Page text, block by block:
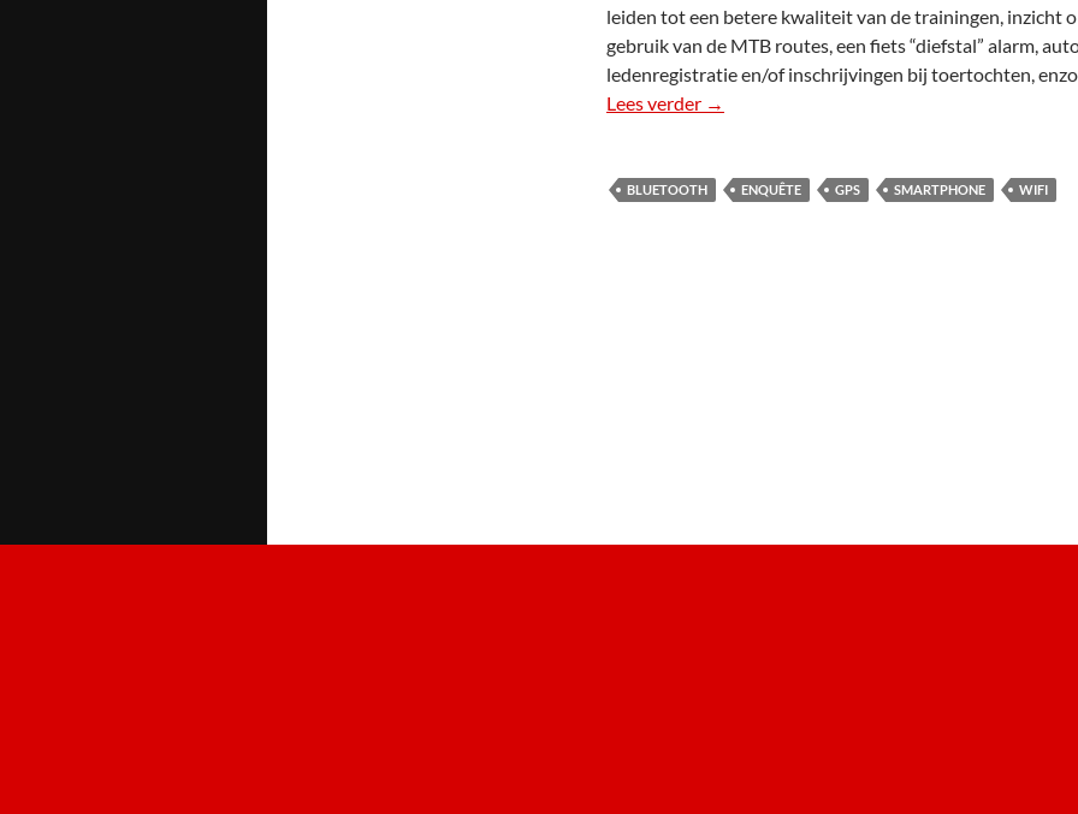
leiden tot een betere kwaliteit van de trainingen, inzicht
gebruik van de MTB routes, een fiets “diefstal” alarm,
ledenregistratie en/of inschrijvingen bij toertochten,
Lees verder Smartphone, onmisbaar!
→
BLUETOOTH ENQUÊTE GPS SMARTPHONE WIFI